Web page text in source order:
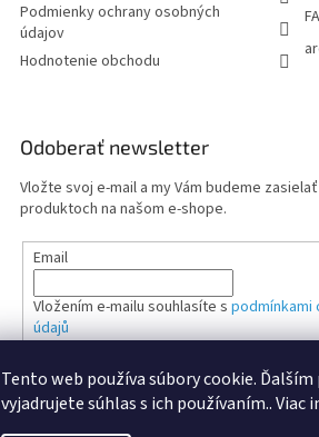
Tento web používa súbory cookie.
vyjadrujete súhlas s ich používaním.. Viac
Podmienky ochrany osobných
údajov
Hodnotenie obchodu
Odoberať newsletter
Vložte svoj e-mail a my Vám budeme
produktoch na našom e-shope.
Email
Vložením e-mailu souhlasíte s podmínkami
údajů
PRIHLÁSIŤ SA